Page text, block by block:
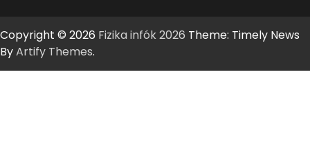
Copyright © 2026 Fizika infók 2026 Theme: Timely News
ByArtify Themes.